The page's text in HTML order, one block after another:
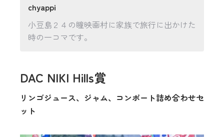
chyappi
小豆島２４の瞳映画村に家族で旅行に出かけた
時の一コマです。
DAC NIKI Hills賞
リンゴジュース、ジャム、コンポート詰め合わせセ
ット